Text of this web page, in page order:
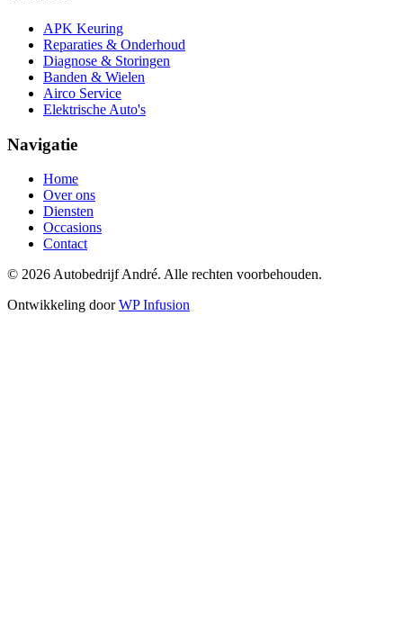
APK Keuring
Reparaties & Onderhoud
Diagnose & Storingen
Banden & Wielen
Airco Service
Elektrische Auto's
Navigatie
Home
Over ons
Diensten
Occasions
Contact
© 2026 Autobedrijf André. Alle rechten voorbehouden.
Ontwikkeling doorWP Infusion